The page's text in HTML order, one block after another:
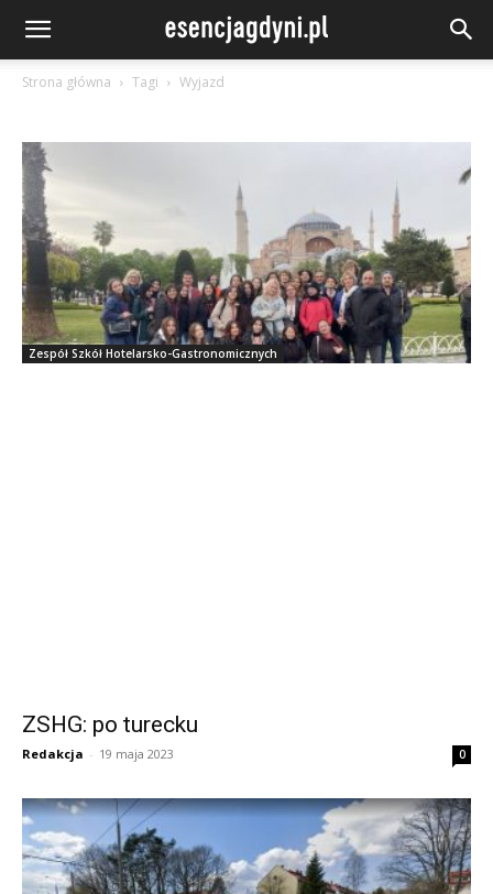
Strona główna Tagi Wyjazd
Zespół Szkół Hotelarsko-Gastronomicznych
ZSHG: po turecku
Redakcja - 19 maja 2023 0